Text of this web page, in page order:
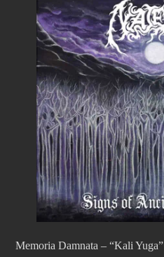
Memoria Damnata – “Kali Yuga”